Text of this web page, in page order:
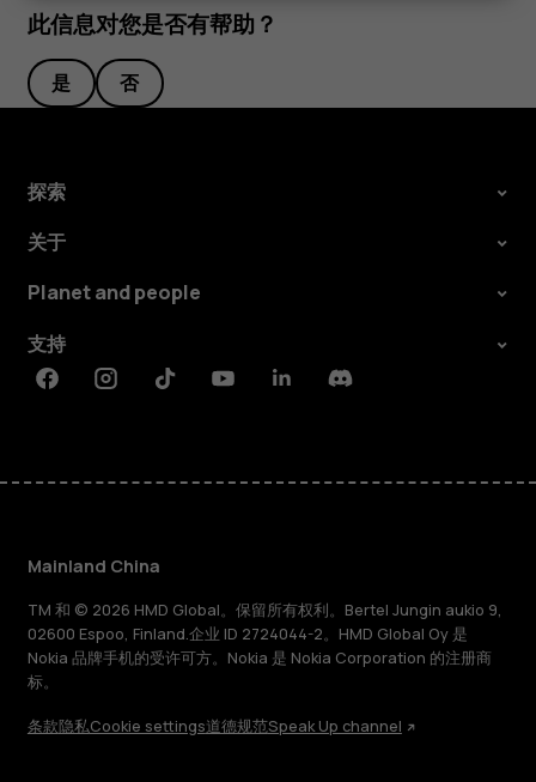
此信息对您是否有帮助？
是 否
探索
关于
Planet and people
支持
FacebookInstagramTiktokYoutubeLinkedinDiscord
Mainland China
TM 和 © 2026 HMD Global。保留所有权利。Bertel Jungin aukio 9,
02600 Espoo, Finland.企业 ID 2724044-2。HMD Global Oy 是
Nokia 品牌手机的受许可方。Nokia 是 Nokia Corporation 的注册商
标。
条款隐私Cookie settings道德规范Speak Up channel